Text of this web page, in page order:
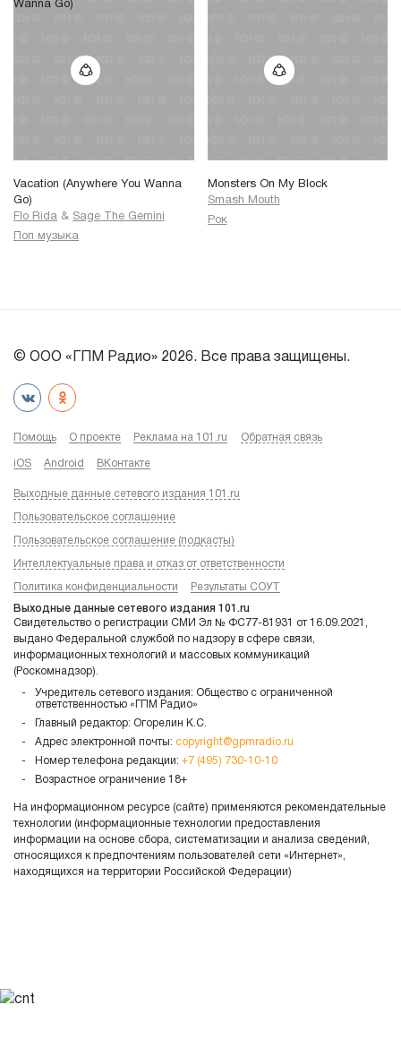
Vacation (Anywhere You Wanna
Go)
Flo Rida & Sage The Gemini
Поп музыка
Monsters On My Block
Smash Mouth
Рок
© ООО «ГПМ Радио» 2026. Все права защищены.
Помощь О проекте Реклама на 101.ru Обратная связь
iOS Android ВКонтакте
Выходные данные сетевого издания 101.ru
Пользовательское соглашение
Пользовательское соглашение (подкасты)
Интеллектуальные права и отказ от ответственности
Политика конфиденциальности Результаты СОУТ
Выходные данные сетевого издания 101.ru
Свидетельство о регистрации СМИ Эл № ФС77-81931 от 16.09.2021,
выдано Федеральной службой по надзору в сфере связи,
информационных технологий и массовых коммуникаций
(Роскомнадзор).
Учредитель сетевого издания: Общество с ограниченной
ответственностью «ГПМ Радио»
Главный редактор: Огорелин К.С.
Адрес электронной почты: copyright@gpmradio.ru
Номер телефона редакции: +7 (495) 730-10-10
Возрастное ограничение 18+
На информационном ресурсе (сайте) применяются рекомендательные
технологии (информационные технологии предоставления
информации на основе сбора, систематизации и анализа сведений,
относящихся к предпочтениям пользователей сети «Интернет»,
находящихся на территории Российской Федерации)